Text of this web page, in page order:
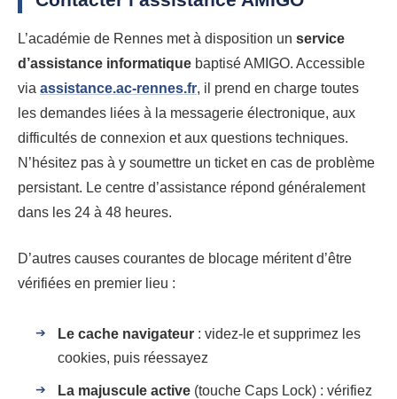
L’académie de Rennes met à disposition un service
d’assistance informatique baptisé AMIGO. Accessible
via assistance.ac-rennes.fr, il prend en charge toutes
les demandes liées à la messagerie électronique, aux
difficultés de connexion et aux questions techniques.
N’hésitez pas à y soumettre un ticket en cas de problème
persistant. Le centre d’assistance répond généralement
dans les 24 à 48 heures.
D’autres causes courantes de blocage méritent d’être
vérifiées en premier lieu :
Le cache navigateur : videz-le et supprimez les
cookies, puis réessayez
La majuscule active (touche Caps Lock) : vérifiez